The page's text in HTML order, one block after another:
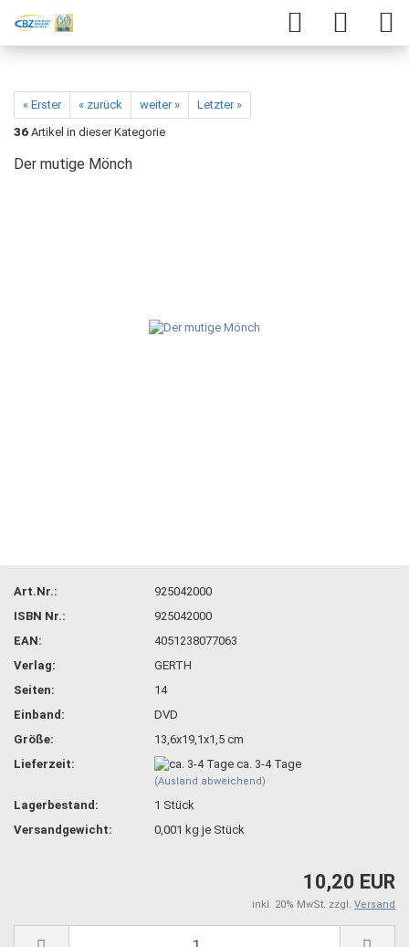
« Erster « zurück weiter »
Letzter »
36 Artikel in dieser Kategorie
Der mutige Mönch
Art.Nr.:
925042000
ISBN Nr.:
925042000
EAN:
4051238077063
Verlag:
GERTH
Seiten:
14
Einband:
DVD
Größe:
13,6x19,1x1,5 cm
Lieferzeit:
ca. 3-4 Tage
(Ausland abweichend)
Lagerbestand: 1 Stück
Versandgewicht:
0,001 kg je Stück
10,20 EUR
inkl. 20% MwSt. zzgl. Versand